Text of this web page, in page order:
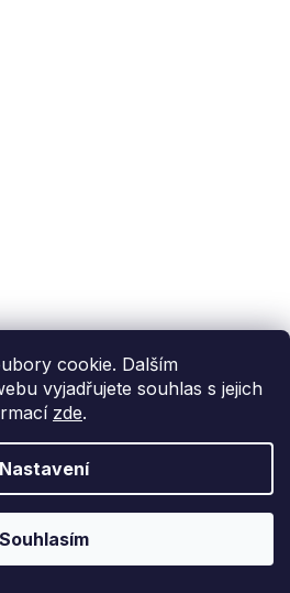
cookie. Dalším
vyjadřujete souhlas s jejich
zde.
Nastavení
Souhlasím